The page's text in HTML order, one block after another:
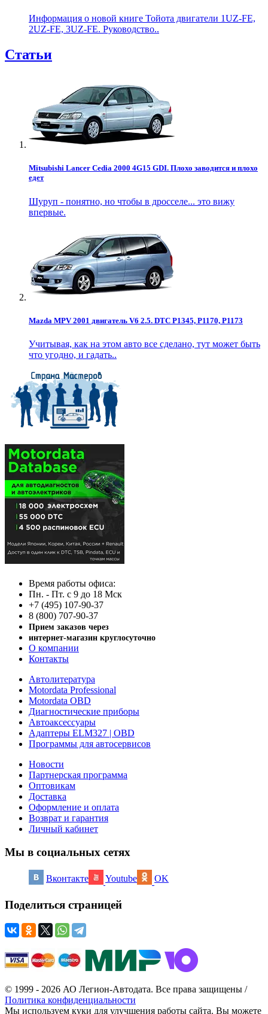
Информация о новой книге Тойота двигатели 1UZ-FE,
2UZ-FE, 3UZ-FE. Руководство..
Статьи
Mitsubishi Lancer Cedia 2000 4G15 GDI. Плохо заводится и плохо
едет
Шуруп - понятно, но чтобы в дросселе... это вижу
впервые.
Mazda MPV 2001 двигатель V6 2.5. DTC P1345, P1170, P1173
Учитывая, как на этом авто все сделано, тут может быть
что угодно, и гадать..
Время работы офиса:
Пн. - Пт. с 9 до 18 Мск
+7 (495) 107-90-37
8 (800) 707-90-37
Прием заказов через
интернет-магазин круглосуточно
О компании
Контакты
Автолитература
Motordata Professional
Motordata OBD
Диагностические приборы
Автоаксессуары
Адаптеры ELM327 | OBD
Программы для автосервисов
Новости
Партнерская программа
Оптовикам
Доставка
Оформление и оплата
Возврат и гарантия
Личный кабинет
Мы в социальных сетях
Вконтакте Youtube OK
Поделиться страницей
© 1999 - 2026 АО Легион-Автодата. Все права защищены /
Политика конфиденциальности
Мы используем куки для улучшения работы сайта. Вы можете